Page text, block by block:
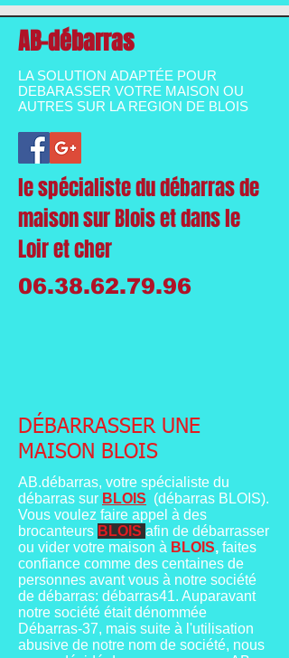
AB-débarras
LA SOLUTION ADAPTÉE POUR
DEBARASSER VOTRE MAISON OU
AUTRES SUR LA REGION DE BLOIS
le spécialiste du débarras de
maison sur Blois et dans le
Loir et cher
06.38.62.79.96
DÉBARRASSER UNE
MAISON BLOIS
AB.débarras, votre spécialiste du
débarras sur BLOIS (débarras BLOIS).
Vous voulez faire appel à des
brocanteurs BLOIS afin de débarrasser
ou vider votre maison à BLOIS, faites
confiance comme des centaines de
personnes avant vous à notre société
de débarras: débarras41. Auparavant
notre société était dénommée
Débarras-37, mais suite à l'utilisation
abusive de notre nom de société, nous